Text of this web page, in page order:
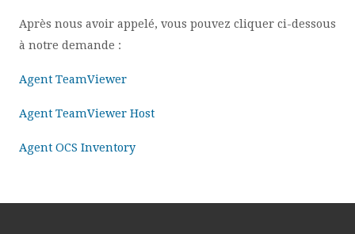
Après nous avoir appelé, vous pouvez cliquer ci-dessous
à notre demande :
Agent TeamViewer
Agent TeamViewer Host
Agent OCS Inventory